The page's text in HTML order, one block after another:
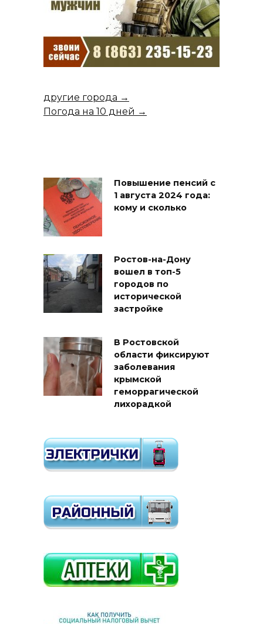
другие города →
Погода на 10 дней →
Повышение пенсий с
1 августа 2024 года:
кому и сколько
Ростов-на-Дону
вошел в топ-5
городов по
исторической
застройке
В Ростовской
области фиксируют
заболевания
крымской
геморрагической
лихорадкой